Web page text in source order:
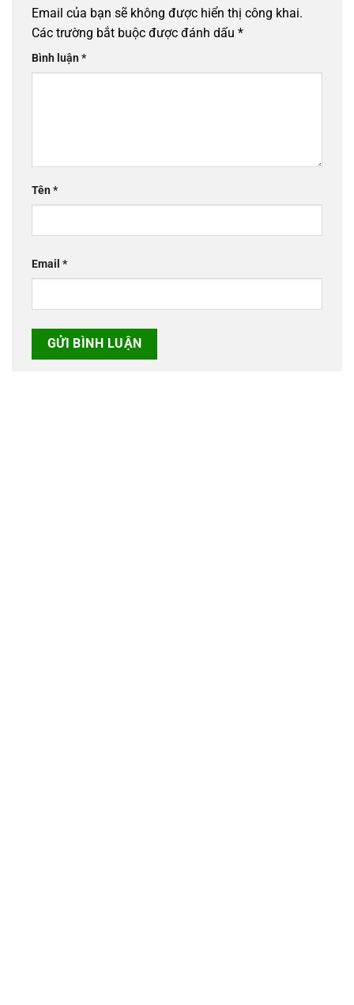
Email của bạn sẽ không được hiển thị công khai.
Các trường bắt buộc được đánh dấu *
Bình luận*
Tên*
Email *